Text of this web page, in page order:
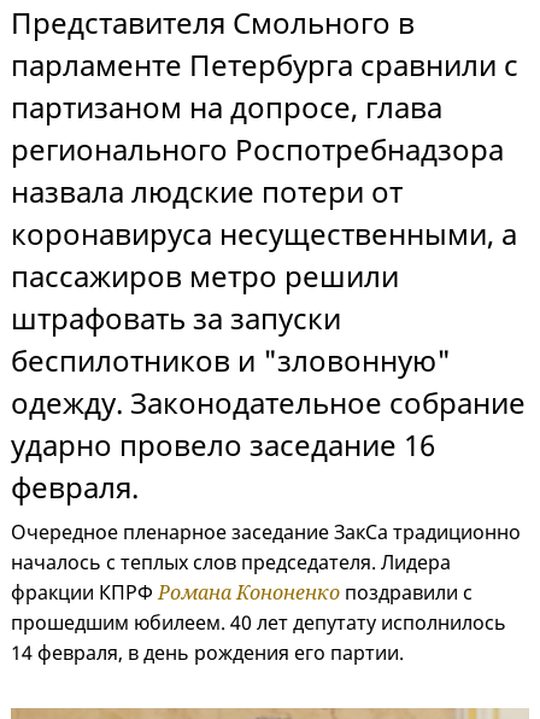
Представителя Смольного в
парламенте Петербурга сравнили с
партизаном на допросе, глава
регионального Роспотребнадзора
назвала людские потери от
коронавируса несущественными, а
пассажиров метро решили
штрафовать за запуски
беспилотников и "зловонную"
одежду. Законодательное собрание
ударно провело заседание 16
февраля.
Очередное пленарное заседание ЗакСа традиционно
началось с теплых слов председателя. Лидера
фракции КПРФРомана Кононенко поздравили с
прошедшим юбилеем. 40 лет депутату исполнилось
14 февраля, в день рождения его партии.